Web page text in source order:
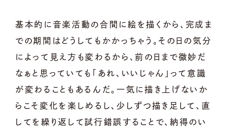
基本的に音楽活動の合間に絵を描くから、完成ま
での期間はどうしてもかかっちゃう。その日の気分
によって見え方も変わるから、前の日まで微妙だ
なぁと思っていても「あれ、いいじゃん」って意識
が変わることもあるんだ。一気に描き上げないか
らこそ変化を楽しめるし、少しずつ描き足して、直
してを繰り返して試行錯誤することで、納得のい